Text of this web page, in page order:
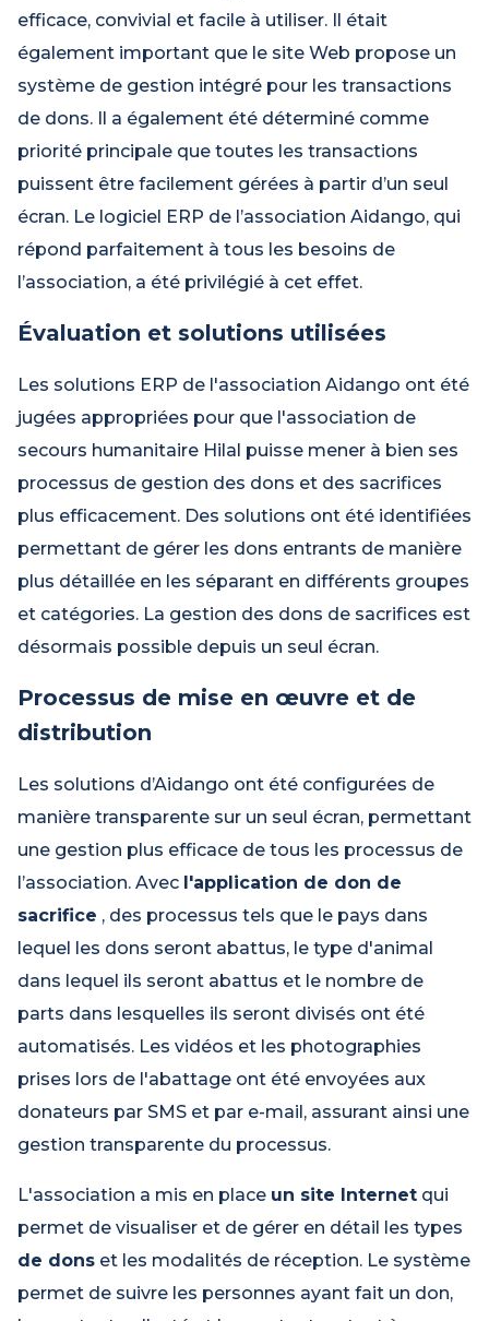
efficace, convivial et facile à utiliser. Il était
également important que le site Web propose un
système de gestion intégré pour les transactions
de dons. Il a également été déterminé comme
priorité principale que toutes les transactions
puissent être facilement gérées à partir d’un seul
écran. Le logiciel ERP de l’association Aidango, qui
répond parfaitement à tous les besoins de
l’association, a été privilégié à cet effet.
Évaluation et solutions utilisées
Les solutions ERP de l'association Aidango ont été
jugées appropriées pour que l'association de
secours humanitaire Hilal puisse mener à bien ses
processus de gestion des dons et des sacrifices
plus efficacement. Des solutions ont été identifiées
permettant de gérer les dons entrants de manière
plus détaillée en les séparant en différents groupes
et catégories. La gestion des dons de sacrifices est
désormais possible depuis un seul écran.
Processus de mise en œuvre et de
distribution
Les solutions d’Aidango ont été configurées de
manière transparente sur un seul écran, permettant
une gestion plus efficace de tous les processus de
l’association. Avec l'application de don de
sacrifice , des processus tels que le pays dans
lequel les dons seront abattus, le type d'animal
dans lequel ils seront abattus et le nombre de
parts dans lesquelles ils seront divisés ont été
automatisés. Les vidéos et les photographies
prises lors de l'abattage ont été envoyées aux
donateurs par SMS et par e-mail, assurant ainsi une
gestion transparente du processus.
L'association a mis en place un site Internet qui
permet de visualiser et de gérer en détail les types
de dons et les modalités de réception. Le système
permet de suivre les personnes ayant fait un don,